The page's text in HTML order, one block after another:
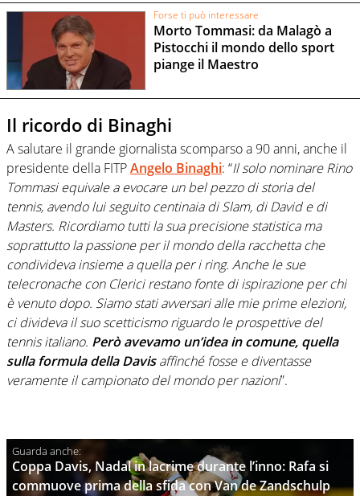
Forse ti può interessare
Morto Tommasi: da Malagò a
Pistocchi il mondo dello sport
piange il Maestro
Il ricordo di Binaghi
A salutare il grande giornalista scomparso a 90 anni, anche il
presidente della FITPAngelo Binaghi: “Il solo nominare Rino
Tommasi equivale a evocare un bel pezzo di storia del
tennis, avendo lui seguito centinaia di Slam, di David e di
Masters. Ricordiamo tutti la sua precisione statistica ma
soprattutto la passione per il mondo della racchetta che
condivideva insieme a quella per i ring. Anche le sue
telecronache con Clerici restano fonte di ispirazione per chi
è venuto dopo. Siamo stati avversari alle mie prime elezioni,
ci divideva il suo scetticismo riguardo le prospettive del
tennis italiano. Però avevamo un’idea in comune, quella
sulla formula della Davisaffinché fosse e diventasse
veramente il campionato del mondo per nazioni”.
Coppa Davis, Nadal in lacrime durante l’inno: Rafa si
commuove prima della sfida con Van de Zandschulp